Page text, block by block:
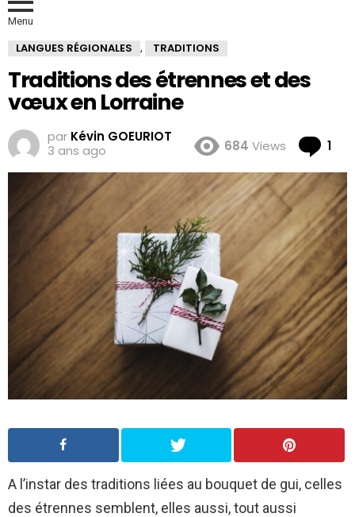
Menu
LANGUES RÉGIONALES , TRADITIONS
Traditions des étrennes et des
vœux en Lorraine
par Kévin GOEURIOT
3 ans ago
684 Views 1
A l’instar des traditions liées au bouquet de gui, celles
des étrennes semblent, elles aussi, tout aussi